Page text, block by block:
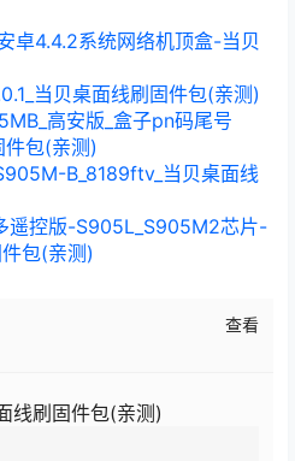
卓4.4.2系统网络机顶盒-当贝
当贝桌面线刷固件包(亲测)
高安版_盒子pn码尾号
包(亲测)
B_8189ftv_当贝桌面线
遥控版-S905L_S905M2芯片-
包(亲测)
查看
线刷固件包(亲测)